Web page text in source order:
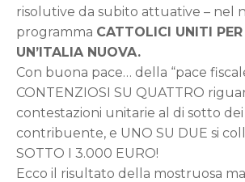
risolutive da subito attuative – nel
programma CATTOLICI UNITI PER
UN’ITALIA NUOVA.
Con buona pace… della “pace
CONTENZIOSI SU QUATTRO
contestazioni unitarie al di sotto
contribuente, e UNO SU DUE si
SOTTO I 3.000 EURO!
Ecco il risultato della mostruosa